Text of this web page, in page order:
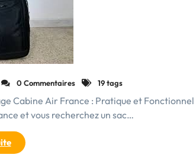
0 Commentaires 19 tags
Cabine Air France : Pratique et Fonctionnel
et vous recherchez un sac…
"Guide
du